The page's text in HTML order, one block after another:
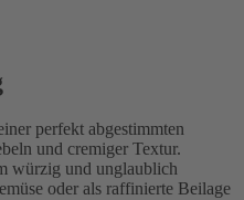
perfekt abgestimmten
und cremiger Textur.
würzig und unglaublich
oder als raffinierte Beilage